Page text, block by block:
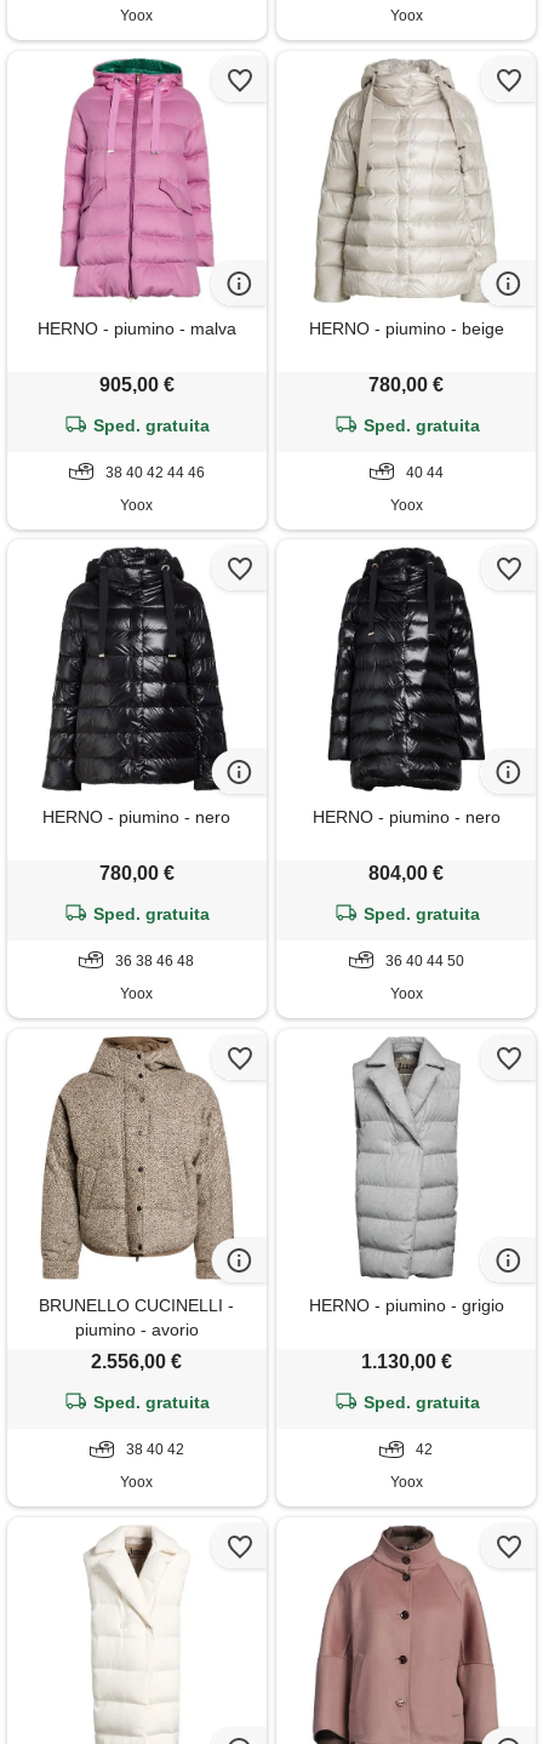
Yoox
Yoox
HERNO - piumino - malva
905,00 €
Sped. gratuita
38 40 42 44 46
Yoox
HERNO - piumino - beige
780,00 €
Sped. gratuita
40 44
Yoox
HERNO - piumino - nero
780,00 €
Sped. gratuita
36 38 46 48
Yoox
HERNO - piumino - nero
804,00 €
Sped. gratuita
36 40 44 50
Yoox
BRUNELLO CUCINELLI -
piumino - avorio
2.556,00 €
Sped. gratuita
38 40 42
Yoox
HERNO - piumino - grigio
1.130,00 €
Sped. gratuita
42
Yoox